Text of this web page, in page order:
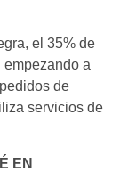
el 35% de
empezando a
de
servicios de
EN